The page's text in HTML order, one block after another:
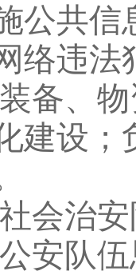
公共
络违法
备、
建设
会治
安队